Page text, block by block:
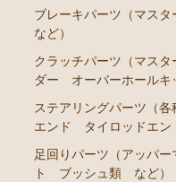
シャフトブーツ な
セリカカリーナRA63
1 AT141 TT142
エンジンパーツ 4T-
エンジンパーツ 4A-
ブレーキパーツ（マス
など）
クラッチパーツ（マス
ダー オーバーホールキ
ステアリングパーツ（
エンド タイロッドエン
足回りパーツ（アッパ
ト ブッシュ類 など）